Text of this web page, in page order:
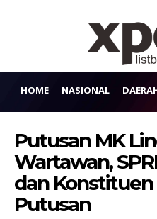
HOME NASIONAL
Putusan MK
Wartawan,
dan
Putusan